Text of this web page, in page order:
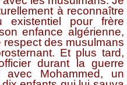
à reconnaître
pour frère
enfance algérienne,
des musulmans
Et plus tard,
durant la guerre
avec Mohammed, un